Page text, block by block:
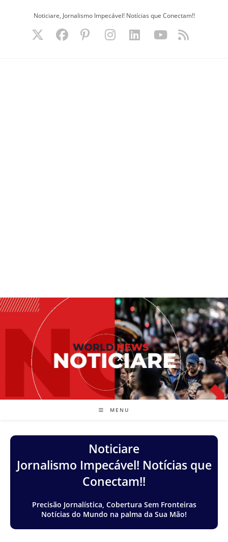
Noticiare, Jornalismo Impecável! Notícias que Conectam!!
MENU
Noticiare
Jornalismo Impecável! Notícias que
Conectam!!
Precisão Jornalística, Cobertura Sem Fronteiras
Notícias do Mundo na palma da Sua Mão!